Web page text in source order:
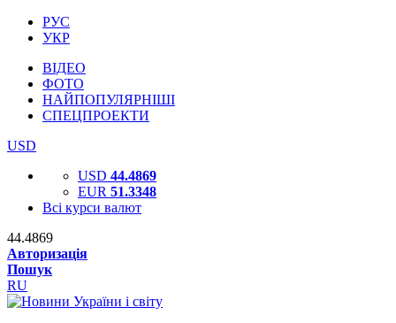
РУС
УКР
ВІДЕО
ФОТО
НАЙПОПУЛЯРНІШІ
СПЕЦПРОЕКТИ
USD
USD 44.4869
EUR 51.3348
Всі курси валют
44.4869
Авторизація
Пошук
RU